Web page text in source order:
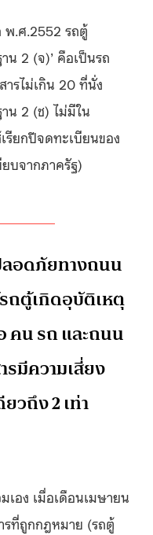
พ.ศ.2552 รถตู้
น 2 (จ)’ คือเป็นรถ
รไม่เกิน 20 ที่นั่ง
น 2 (ช) ไม่มีใน
รียกปีจดทะเบียนของ
บจากภาครัฐ)
อดภัยทางถนน
รถตู้เกิดอุบัติเหตุ
คน รถ และถนน
มีความเสี่ยง
วถึง 2 เท่า
อง เมื่อเดือนเมษายน
ที่ถูกกฎหมาย (รถตู้